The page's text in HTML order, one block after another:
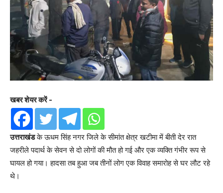
खबर शेयर करें -
उत्तराखंडके ऊधम सिंह नगर जिले के सीमांत क्षेत्र खटीमा में बीती देर रात
जहरीले पदार्थ के सेवन से दो लोगों की मौत हो गई और एक व्यक्ति गंभीर रूप से
घायल हो गया। हादसा तब हुआ जब तीनों लोग एक विवाह समारोह से घर लौट रहे
थे।